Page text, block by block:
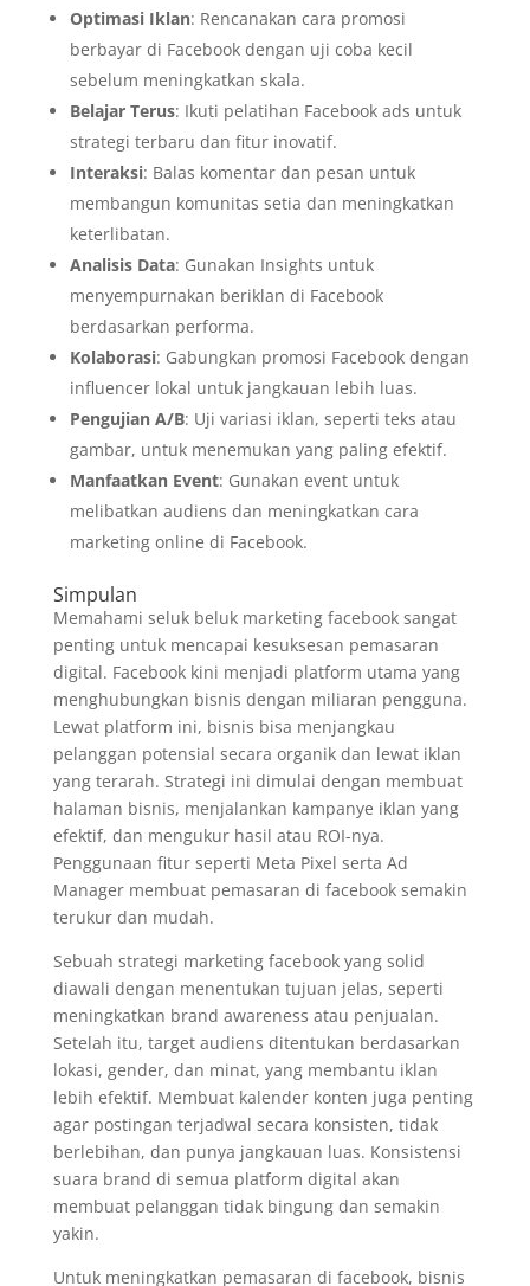
Optimasi Iklan: Rencanakan cara promosi
berbayar di Facebook dengan uji coba kecil
sebelum meningkatkan skala.
Belajar Terus: Ikuti pelatihan Facebook ads untuk
strategi terbaru dan fitur inovatif.
Interaksi: Balas komentar dan pesan untuk
membangun komunitas setia dan meningkatkan
keterlibatan.
Analisis Data: Gunakan Insights untuk
menyempurnakan beriklan di Facebook
berdasarkan performa.
Kolaborasi: Gabungkan promosi Facebook dengan
influencer lokal untuk jangkauan lebih luas.
Pengujian A/B: Uji variasi iklan, seperti teks atau
gambar, untuk menemukan yang paling efektif.
Manfaatkan Event: Gunakan event untuk
melibatkan audiens dan meningkatkan cara
marketing online di Facebook.
Simpulan
Memahami seluk beluk marketing facebook sangat
penting untuk mencapai kesuksesan pemasaran
digital. Facebook kini menjadi platform utama yang
menghubungkan bisnis dengan miliaran pengguna.
Lewat platform ini, bisnis bisa menjangkau
pelanggan potensial secara organik dan lewat iklan
yang terarah. Strategi ini dimulai dengan membuat
halaman bisnis, menjalankan kampanye iklan yang
efektif, dan mengukur hasil atau ROI-nya.
Penggunaan fitur seperti Meta Pixel serta Ad
Manager membuat pemasaran di facebook semakin
terukur dan mudah.
Sebuah strategi marketing facebook yang solid
diawali dengan menentukan tujuan jelas, seperti
meningkatkan brand awareness atau penjualan.
Setelah itu, target audiens ditentukan berdasarkan
lokasi, gender, dan minat, yang membantu iklan
lebih efektif. Membuat kalender konten juga penting
agar postingan terjadwal secara konsisten, tidak
berlebihan, dan punya jangkauan luas. Konsistensi
suara brand di semua platform digital akan
membuat pelanggan tidak bingung dan semakin
yakin.
Untuk meningkatkan pemasaran di facebook, bisnis